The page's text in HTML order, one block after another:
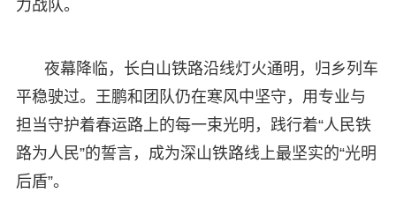
力战队。​
夜幕降临，长白山铁路沿线灯火通明，归乡列车
平稳驶过。王鹏和团队仍在寒风中坚守，用专业与
担当守护着春运路上的每一束光明，践行着“人民铁
路为人民”的誓言，成为深山铁路线上最坚实的“光明
后盾”。